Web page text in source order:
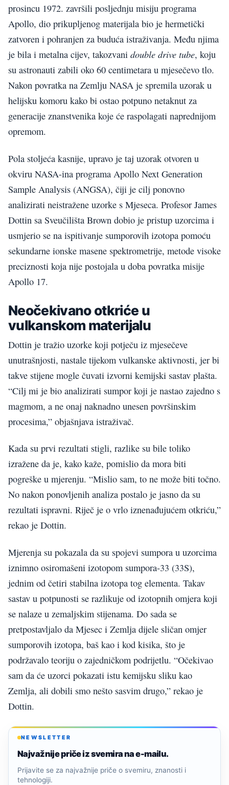
prosincu 1972. završili posljednju misiju programa
Apollo, dio prikupljenog materijala bio je hermetički
zatvoren i pohranjen za buduća istraživanja. Među njima
je bila i metalna cijev, takozvani double drive tube, koju
su astronauti zabili oko 60 centimetara u mjesečevo tlo.
Nakon povratka na Zemlju NASA je spremila uzorak u
helijsku komoru kako bi ostao potpuno netaknut za
generacije znanstvenika koje će raspolagati naprednijom
opremom.
Pola stoljeća kasnije, upravo je taj uzorak otvoren u
okviru NASA-ina programa Apollo Next Generation
Sample Analysis (ANGSA), čiji je cilj ponovno
analizirati neistražene uzorke s Mjeseca. Profesor James
Dottin sa Sveučilišta Brown dobio je pristup uzorcima i
usmjerio se na ispitivanje sumporovih izotopa pomoću
sekundarne ionske masene spektrometrije, metode visoke
preciznosti koja nije postojala u doba povratka misije
Apollo 17.
Neočekivano otkriće u
vulkanskom materijalu
Dottin je tražio uzorke koji potječu iz mjesečeve
unutrašnjosti, nastale tijekom vulkanske aktivnosti, jer bi
takve stijene mogle čuvati izvorni kemijski sastav plašta.
“Cilj mi je bio analizirati sumpor koji je nastao zajedno s
magmom, a ne onaj naknadno unesen površinskim
procesima,” objašnjava istraživač.
Kada su prvi rezultati stigli, razlike su bile toliko
izražene da je, kako kaže, pomislio da mora biti
pogreške u mjerenju. “Mislio sam, to ne može biti točno.
No nakon ponovljenih analiza postalo je jasno da su
rezultati ispravni. Riječ je o vrlo iznenađujućem otkriću,”
rekao je Dottin.
Mjerenja su pokazala da su spojevi sumpora u uzorcima
iznimno osiromašeni izotopom sumpora-33 (33S),
jednim od četiri stabilna izotopa tog elementa. Takav
sastav u potpunosti se razlikuje od izotopnih omjera koji
se nalaze u zemaljskim stijenama. Do sada se
pretpostavljalo da Mjesec i Zemlja dijele sličan omjer
sumporovih izotopa, baš kao i kod kisika, što je
podržavalo teoriju o zajedničkom podrijetlu. “Očekivao
sam da će uzorci pokazati istu kemijsku sliku kao
Zemlja, ali dobili smo nešto sasvim drugo,” rekao je
Dottin.
NEWSLETTER
Najvažnije priče iz svemira na e-mailu.
Prijavite se za najvažnije priče o svemiru, znanosti i
tehnologiji.